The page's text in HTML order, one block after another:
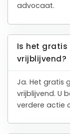
advocaat.
Is het
vrijblijvend?
Ja. Het gratis
vrijblijvend. U
verdere actie